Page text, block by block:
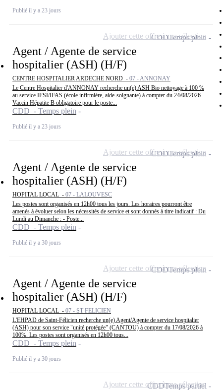
Publié il y a 23 jours
Agent / Agente de service
hospitalier (ASH) (H/F)
CENTRE HOSPITALIER ARDECHE NORD - 07 - ANNONAY
Le Centre Hospitalier d'ANNONAY recherche un(e) ASH Bio nettoyage à 100 %
au service IFSI/IFAS (école infirmière, aide-soignante) à compter du 24/08/2026
Vaccin Hépatite B obligatoire pour le poste...
CDD - Temps plein
Publié il y a 23 jours
CDDTemps plein
Ajouter cette offre à ma sélection
Agent / Agente de service
hospitalier (ASH) (H/F)
HOPITAL LOCAL - 07 - LALOUVESC
Les postes sont organisés en 12h00 tous les jours. Les horaires pourront être
amenés à évoluer selon les nécessités de service et sont donnés à titre indicatif : Du
Lundi au Dimanche : - Poste...
CDD - Temps plein
Publié il y a 30 jours
CDDTemps plein
Ajouter cette offre à ma sélection
Agent / Agente de service
hospitalier (ASH) (H/F)
HOPITAL LOCAL - 07 - ST FELICIEN
L'EHPAD de Saint-Félicien recherche un(e) Agent/Agente de service hospitalier
(ASH) pour son service "unité protégée" (CANTOU) à compter du 17/08/2026 à
100%. Les postes sont organisés en 12h00 tous...
CDD - Temps plein
Publié il y a 30 jours
CDDTemps plein
Ajouter cette offre à ma sélection
CDDTemps partiel
Ajouter cette offre à ma sélection